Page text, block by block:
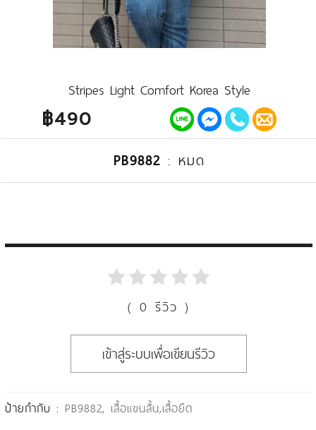
Stripes Light Comfort Korea Style
฿490
PB9882 : หมด
( 0 รีวิว )
เข้าสู่ระบบเพื่อเขียนรีวิว
ป้ายกำกับ :PB9882,เสื้อแขนสั้น,เสื้อยืด